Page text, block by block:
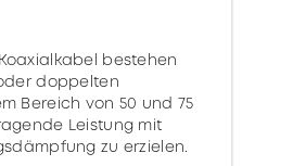
bestehen
doppelten
Bereich von 50 und 75
Leistung mit
zu erzielen.